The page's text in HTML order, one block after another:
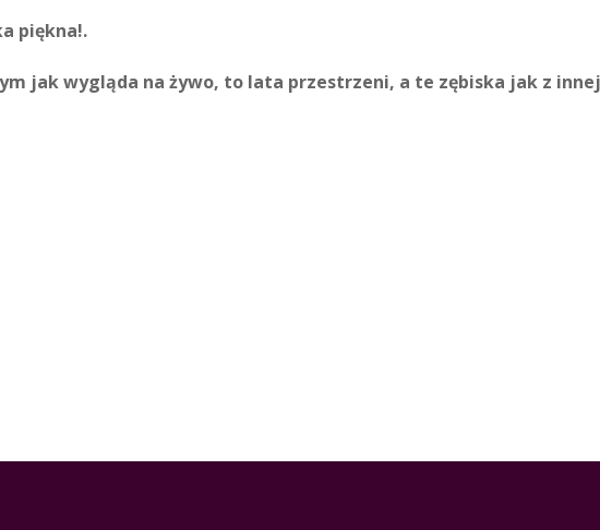
piękna!.
jak wygląda na żywo, to lata przestrzeni, a te zębiska jak z